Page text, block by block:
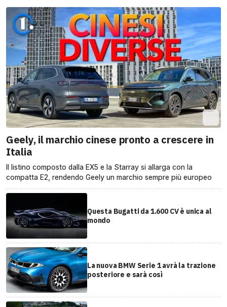
Geely, il marchio cinese pronto a crescere in
Italia
Il listino composto dalla EX5 e la Starray si allarga con la
compatta E2, rendendo Geely un marchio sempre più europeo
Questa Bugatti da 1.600 CV è unica al
mondo
La nuova BMW Serie 1 avrà la trazione
posteriore e sarà così